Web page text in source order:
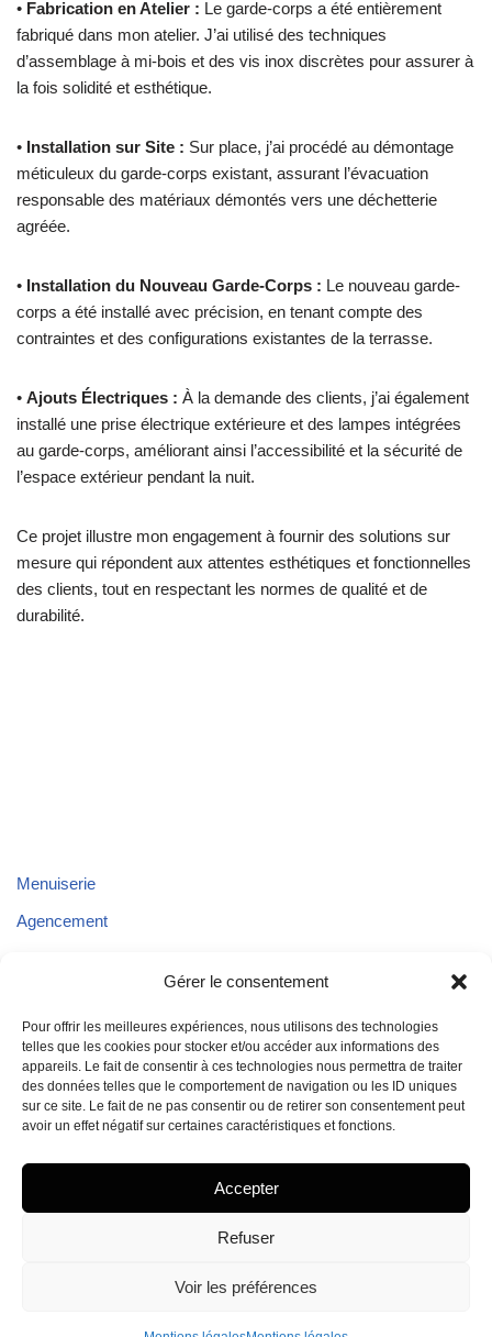
Gérer le consentement
Pour offrir les meilleures expériences, nous utilisons des technologies
telles que les cookies pour stocker et/ou accéder aux informations des
appareils. Le fait de consentir à ces technologies nous permettra de traiter
des données telles que le comportement de navigation ou les ID uniques
sur ce site. Le fait de ne pas consentir ou de retirer son consentement peut
avoir un effet négatif sur certaines caractéristiques et fonctions.
Accepter
Refuser
Voir les préférences
• Fabrication en Atelier : Le garde-corps a été entièrement
fabriqué dans mon atelier. J’ai utilisé des techniques
d’assemblage à mi-bois et des vis inox discrètes pour assurer à
la fois solidité et esthétique.
• Installation sur Site : Sur place, j’ai procédé au démontage
méticuleux du garde-corps existant, assurant l’évacuation
responsable des matériaux démontés vers une déchetterie
agréée.
• Installation du Nouveau Garde-Corps : Le nouveau garde-
corps a été installé avec précision, en tenant compte des
contraintes et des configurations existantes de la terrasse.
• Ajouts Électriques : À la demande des clients, j’ai également
installé une prise électrique extérieure et des lampes intégrées
au garde-corps, améliorant ainsi l’accessibilité et la sécurité de
l’espace extérieur pendant la nuit.
Ce projet illustre mon engagement à fournir des solutions sur
mesure qui répondent aux attentes esthétiques et fonctionnelles
des clients, tout en respectant les normes de qualité et de
durabilité.
Menuiserie
Agencement
Aménagements extérieurs
Aménagement de véhicules